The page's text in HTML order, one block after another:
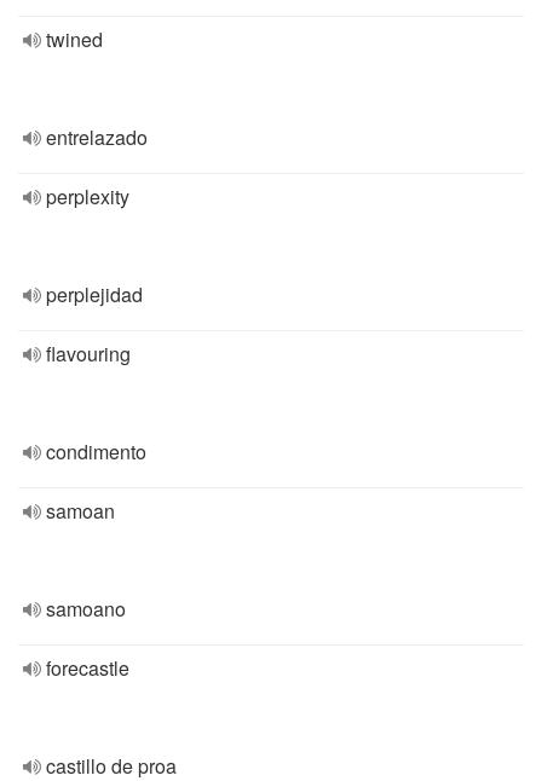
twined
entrelazado
perplexity
perplejidad
flavouring
condimento
samoan
samoano
forecastle
castillo de proa